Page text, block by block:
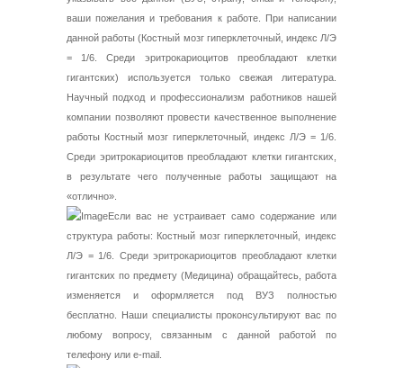
ваши пожелания и требования к работе. При написании
данной работы (Костный мозг гиперклеточный, индекс Л/Э
= 1/6. Среди эритрокариоцитов преобладают клетки
гигантских) используется только свежая литература.
Научный подход и профессионализм работников нашей
компании позволяют провести качественное выполнение
работы Костный мозг гиперклеточный, индекс Л/Э = 1/6.
Среди эритрокариоцитов преобладают клетки гигантских,
в результате чего полученные работы защищают на
«отлично».
Если вас не устраивает само содержание или
структура работы: Костный мозг гиперклеточный, индекс
Л/Э = 1/6. Среди эритрокариоцитов преобладают клетки
гигантских по предмету (Медицина) обращайтесь, работа
изменяется и оформляется под ВУЗ полностью
бесплатно. Наши специалисты проконсультируют вас по
любому вопросу, связанным с данной работой по
телефону или e-mail.